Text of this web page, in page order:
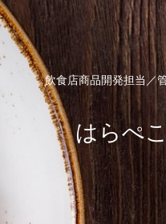
飲食店商品開発担当／
はらぺ